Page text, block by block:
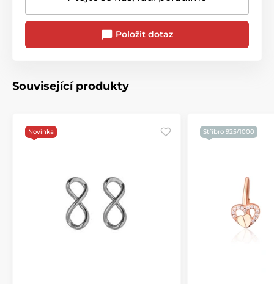
Položit dotaz
Související produkty
Novinka Stříbro 925/1000